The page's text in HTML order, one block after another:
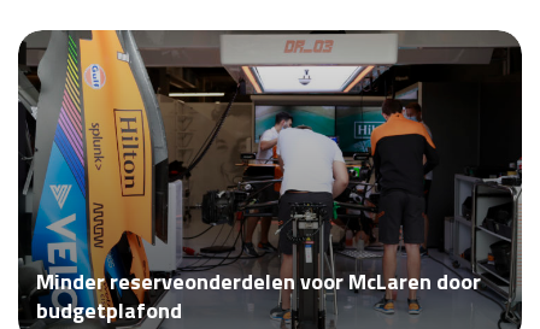
Race
zo 21:00 - 23:00
Kwalificatie
za 05:00 - 06:00
Race
zo 05:00 - 07:00
GP QATAR 2026 27 - 29 nov
GP ABU DHABI 2026 04 - 06 dec
Kwalificatie
za 15:00 - 16:00
Race
zo 14:00 - 16:00
Minder reserveonderdelen voor McLaren door
budgetplafond